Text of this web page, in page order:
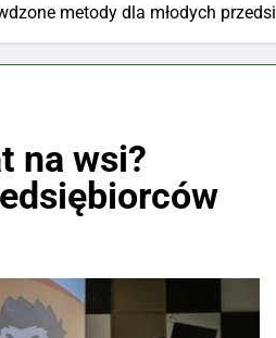
metody dla młodych
na wsi?